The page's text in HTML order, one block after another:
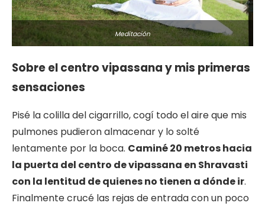
Meditación
Sobre el centro vipassana y mis primeras
sensaciones
Pisé la colilla del cigarrillo, cogí todo el aire que mis
pulmones pudieron almacenar y lo solté
lentamente por la boca. Caminé 20 metros hacia
la puerta del centro de vipassana en Shravasti
con la lentitud de quienes no tienen a dónde ir.
Finalmente crucé las rejas de entrada con un poco